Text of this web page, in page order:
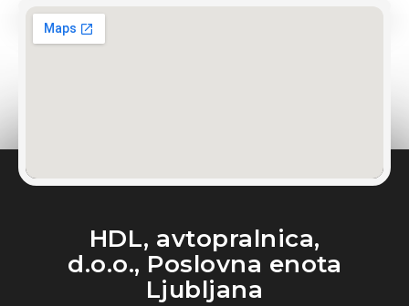
HDL, avtopralnica,
d.o.o., Poslovna enota
Ljubljana